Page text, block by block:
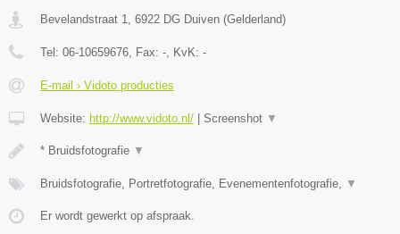
Bevelandstraat 1 6922 DG Duiven (Gelderland)
Tel: 06-10659676 , Fax: - , KvK: -
E-mail › Vidoto producties
Website: http://www.vidoto.nl/ Screenshot ▼
* Bruidsfotografie ▼
Bruidsfotografie, Portretfotografie, Evenementenfotografie, ▼
Er wordt gewerkt op afspraak.